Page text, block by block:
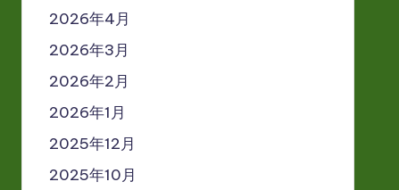
2026年4月
2026年3月
2026年2月
2026年1月
2025年12月
2025年10月